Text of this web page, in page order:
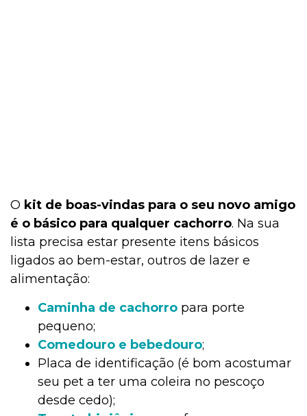
O kit de boas-vindas para o seu novo amigo
é o básico para qualquer cachorro. Na sua
lista precisa estar presente itens básicos
ligados ao bem-estar, outros de lazer e
alimentação:
Caminha de cachorro para porte
pequeno;
Comedouro e bebedouro;
Placa de identificação (é bom acostumar
seu pet a ter uma coleira no pescoço
desde cedo);